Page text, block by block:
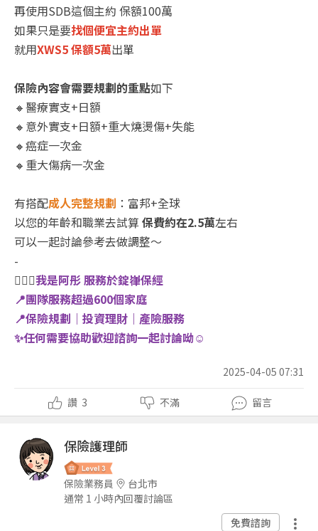
再使用SDB這個主約 保額100萬
如果只是要找個便宜主約出單
就用XWS5 保額5萬出單
保險內容會需要規劃的重點如下
🔸醫療實支+日額
🔸意外實支+日額+重大燒燙傷+失能
🔸癌症一次金
🔸重大傷病一次金
有搭配成人完整規劃 ：富邦+全球
以您的年齡和職業去試算保費約在2.5萬左右
可以一起討論參考去做調整～
-
🙋🏻‍♀️我是阿彤 服務於錠嵂保經
📍團隊服務超過600個家庭
📍保險規劃｜投資理財｜產險服務
✨任何需要協助歡迎諮詢一起討論呦☺️
2025-04-05 07:31
讚 3 不滿 留言
保險護理師
保險業務員
台北市
通常 1 小時內回覆討論區
免費諮詢